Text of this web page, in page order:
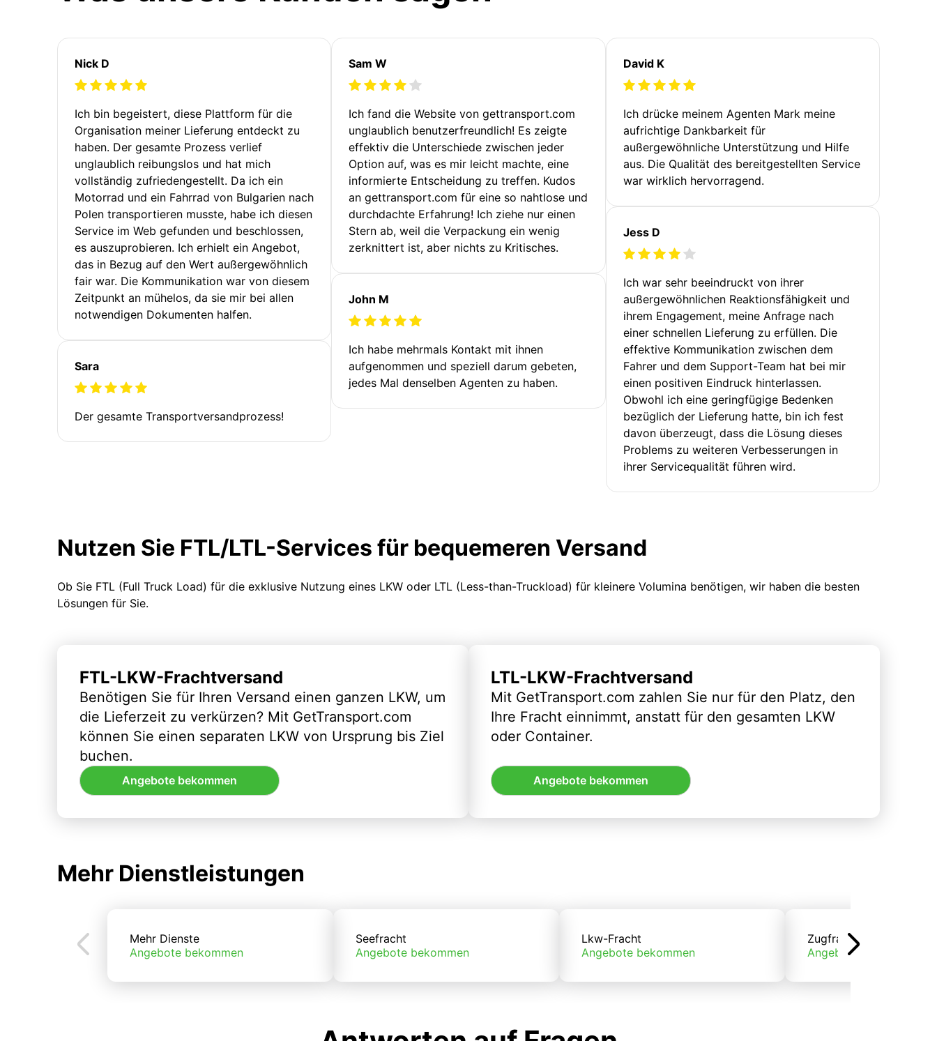
Nick D
Ich bin begeistert, diese Plattform für die
Organisation meiner Lieferung entdeckt zu
haben. Der gesamte Prozess verlief
unglaublich reibungslos und hat mich
vollständig zufriedengestellt. Da ich ein
Motorrad und ein Fahrrad von Bulgarien nach
Polen transportieren musste, habe ich diesen
Service im Web gefunden und beschlossen,
es auszuprobieren. Ich erhielt ein Angebot,
das in Bezug auf den Wert außergewöhnlich
fair war. Die Kommunikation war von diesem
Zeitpunkt an mühelos, da sie mir bei allen
notwendigen Dokumenten halfen.
Sara
Der gesamte Transportversandprozess!
Sam W
Ich fand die Website von gettransport.com
unglaublich benutzerfreundlich! Es zeigte
effektiv die Unterschiede zwischen jeder
Option auf, was es mir leicht machte, eine
informierte Entscheidung zu treffen. Kudos
an gettransport.com für eine so nahtlose und
durchdachte Erfahrung! Ich ziehe nur einen
Stern ab, weil die Verpackung ein wenig
zerknittert ist, aber nichts zu Kritisches.
John M
Ich habe mehrmals Kontakt mit ihnen
aufgenommen und speziell darum gebeten,
jedes Mal denselben Agenten zu haben.
David K
Ich drücke meinem Agenten Mark meine
aufrichtige Dankbarkeit für
außergewöhnliche Unterstützung und Hilfe
aus. Die Qualität des bereitgestellten Service
war wirklich hervorragend.
Jess D
Ich war sehr beeindruckt von ihrer
außergewöhnlichen Reaktionsfähigkeit und
ihrem Engagement, meine Anfrage nach
einer schnellen Lieferung zu erfüllen. Die
effektive Kommunikation zwischen dem
Fahrer und dem Support-Team hat bei mir
einen positiven Eindruck hinterlassen.
Obwohl ich eine geringfügige Bedenken
bezüglich der Lieferung hatte, bin ich fest
davon überzeugt, dass die Lösung dieses
Problems zu weiteren Verbesserungen in
ihrer Servicequalität führen wird.
Nutzen Sie FTL/LTL-Services für bequemeren Versand
Ob Sie FTL (Full Truck Load) für die exklusive Nutzung eines LKW oder LTL (Less-than-Truckload) für kleinere Volumina benötigen, wir haben die besten
Lösungen für Sie.
FTL-LKW-Frachtversand
Benötigen Sie für Ihren Versand einen ganzen LKW, um
die Lieferzeit zu verkürzen? Mit GetTransport.com
können Sie einen separaten LKW von Ursprung bis Ziel
buchen.
Angebote bekommen
LTL-LKW-Frachtversand
Mit GetTransport.com zahlen Sie nur für den Platz, den
Ihre Fracht einnimmt, anstatt für den gesamten LKW
oder Container.
Angebote bekommen
Mehr Dienstleistungen
Mehr Dienste
Angebote bekommen
Seefracht
Angebote bekommen
Lkw-Fracht
Angebote bekommen
Zugfracht
Angebote bekommen